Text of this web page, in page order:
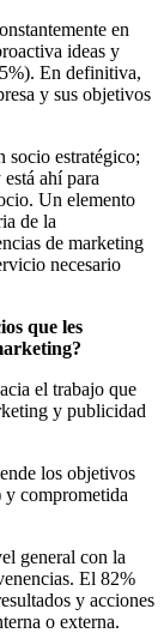
en
ideas y
En definitiva,
y sus objetivos
socio estratégico;
ahí para
Un elemento
de la
de marketing
necesario
que les
el trabajo que
y publicidad
los objetivos
y comprometida
general con la
El 82%
y acciones
o externa.